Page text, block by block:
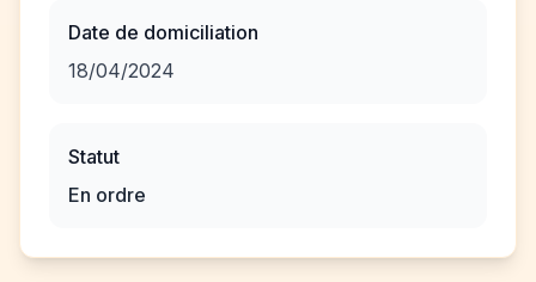
Date de domiciliation
18/04/2024
Statut
En ordre